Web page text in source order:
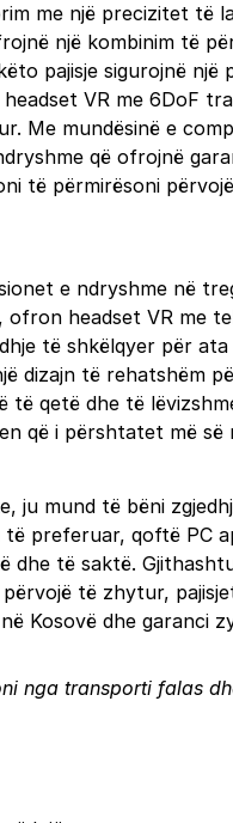
me një precizitet
një kombinim të
pajisje sigurojnë
VR me 6DoF
Me mundësinë e
që ofrojnë
të përmirësoni
e ndryshme në
headset VR me
të shkëlqyer për
dizajn të rehatshëm
qetë dhe të
që i përshtatet më së
ju mund të bëni
preferuar, qoftë PC
të saktë.
të zhytur,
Kosovë dhe garanci
nga transporti falas